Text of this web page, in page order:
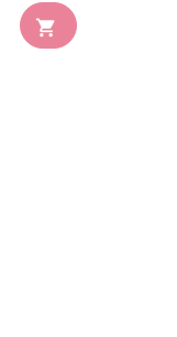
